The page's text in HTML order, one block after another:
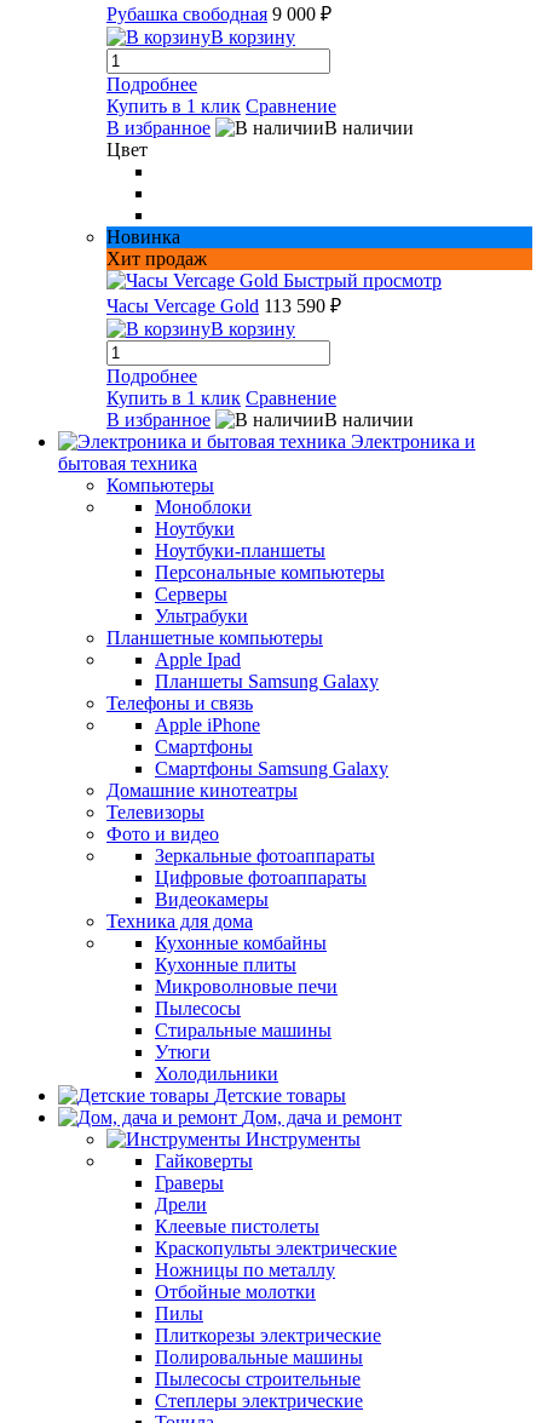
Рубашка свободная 9 000 ₽
В корзину
Подробнее
Купить в 1 клик Сравнение
В избранное
В наличии
Цвет
Новинка
Хит продаж
Быстрый просмотр
Часы Vercage Gold 113 590 ₽
В корзину
Подробнее
Купить в 1 клик Сравнение
В избранное
В наличии
Электроника и
бытовая техника
Компьютеры
Моноблоки
Ноутбуки
Ноутбуки-планшеты
Персональные компьютеры
Серверы
Ультрабуки
Планшетные компьютеры
Apple Ipad
Планшеты Samsung Galaxy
Телефоны и связь
Apple iPhone
Смартфоны
Смартфоны Samsung Galaxy
Домашние кинотеатры
Телевизоры
Фото и видео
Зеркальные фотоаппараты
Цифровые фотоаппараты
Видеокамеры
Техника для дома
Кухонные комбайны
Кухонные плиты
Микроволновые печи
Пылесосы
Стиральные машины
Утюги
Холодильники
Детские товары
Дом, дача и ремонт
Инструменты
Гайковерты
Граверы
Дрели
Клеевые пистолеты
Краскопульты электрические
Ножницы по металлу
Отбойные молотки
Пилы
Плиткорезы электрические
Полировальные машины
Пылесосы строительные
Степлеры электрические